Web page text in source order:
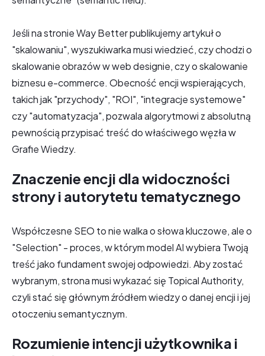
Jeśli na stronie Way Better publikujemy artykuł o
"skalowaniu", wyszukiwarka musi wiedzieć, czy chodzi o
skalowanie obrazów w web designie, czy o skalowanie
biznesu e-commerce. Obecność encji wspierających,
takich jak "przychody", "ROI", "integracje systemowe"
czy "automatyzacja", pozwala algorytmowi z absolutną
pewnością przypisać treść do właściwego węzła w
Grafie Wiedzy.
Znaczenie encji dla widoczności
strony i autorytetu tematycznego
Współczesne SEO to nie walka o słowa kluczowe, ale o
"Selection" - proces, w którym model AI wybiera Twoją
treść jako fundament swojej odpowiedzi. Aby zostać
wybranym, strona musi wykazać się Topical Authority,
czyli stać się głównym źródłem wiedzy o danej encji i jej
otoczeniu semantycznym.
Rozumienie intencji użytkownika i